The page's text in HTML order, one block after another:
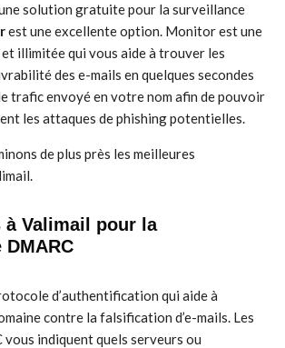
solution gratuite pour la surveillance
est une excellente option. Monitor est une
illimitée qui vous aide à trouver les
des e-mails en quelques secondes
trafic envoyé en votre nom afin de pouvoir
les attaques de phishing potentielles.
de plus près les meilleures
à Valimail pour la
d’authentification qui aide à
contre la falsification d’e-mails. Les
indiquent quels serveurs ou